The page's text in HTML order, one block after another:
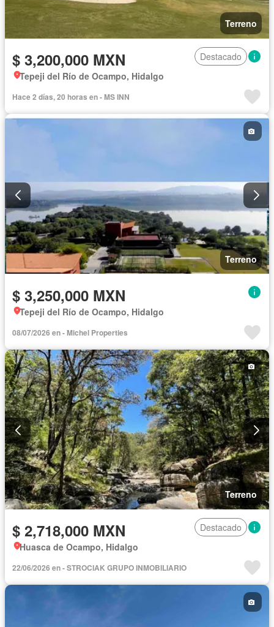
Terreno
$ 3,200,000 MXN
Destacado
Tepeji del Río de Ocampo, Hidalgo
Hace 2 días, 20 horas en - MS INN
Terreno
$ 3,250,000 MXN
Tepeji del Río de Ocampo, Hidalgo
08/07/2026 en - Michel Properties
Terreno
$ 2,718,000 MXN
Destacado
Huasca de Ocampo, Hidalgo
22/06/2026 en - STROCIAK GRUPO INMOBILIARIO